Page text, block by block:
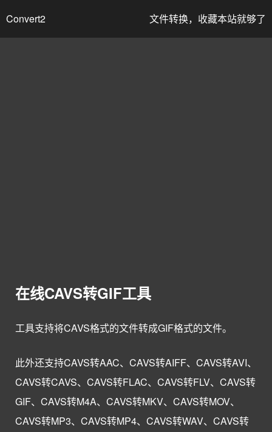
Convert2 文件转换，收藏本站就够了
在线CAVS转GIF工具
工具支持将CAVS格式的文件转成GIF格式的文件。
此外还支持CAVS转AAC、CAVS转AIFF、CAVS转AVI、
CAVS转CAVS、CAVS转FLAC、CAVS转FLV、CAVS转
GIF、CAVS转M4A、CAVS转MKV、CAVS转MOV、
CAVS转MP3、CAVS转MP4、CAVS转WAV、CAVS转